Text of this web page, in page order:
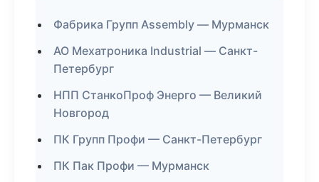
Фабрика Групп Assembly — Мурманск
АО Мехатроника Industrial — Санкт-
Петербург
НПП СтанкоПроф Энерго — Великий
Новгород
ПК Групп Профи — Санкт-Петербург
ПК Пак Профи — Мурманск